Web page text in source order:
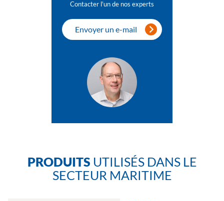
Contacter l'un de nos experts
Envoyer un e-mail
PRODUITS UTILISÉS DANS LE
SECTEUR MARITIME